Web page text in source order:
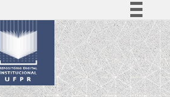
Simplifique!
Comunica BR
Participe
Acesso à informação